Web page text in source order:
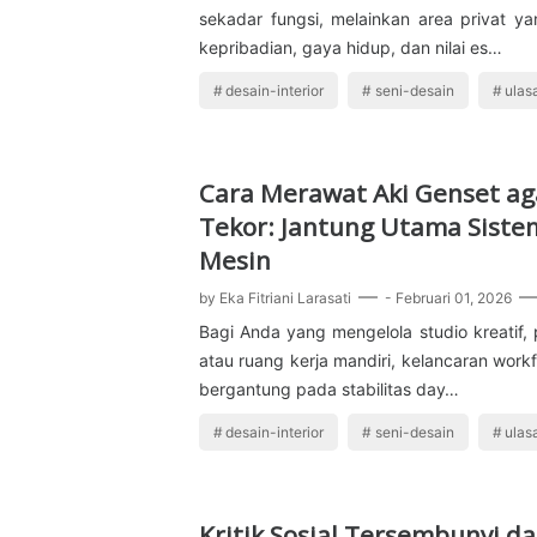
sekadar fungsi, melainkan area privat
kepribadian, gaya hidup, dan nilai es…
desain-interior seni-desain
Cara Merawat Aki Genset
Tekor: Jantung Utama
Mesin
by Eka Fitriani Larasati - Februari 01, 2026
Bagi Anda yang mengelola studio kreatif,
atau ruang kerja mandiri, kelancaran
bergantung pada stabilitas day…
desain-interior seni-desain